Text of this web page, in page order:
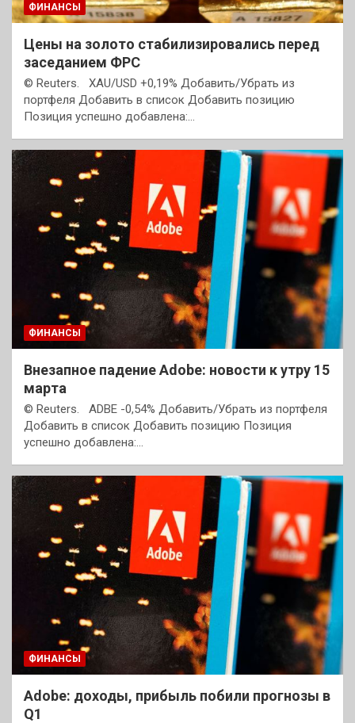
ФИНАНСЫ
Цены на золото стабилизировались перед
заседанием ФРС
© Reuters. XAU/USD +0,19% Добавить/Убрать из
портфеля Добавить в список Добавить позицию
Позиция успешно добавлена:…
ФИНАНСЫ
Внезапное падение Adobe: новости к утру 15
марта
© Reuters. ADBE -0,54% Добавить/Убрать из портфеля
Добавить в список Добавить позицию Позиция
успешно добавлена:…
ФИНАНСЫ
Adobe: доходы, прибыль побили прогнозы в
Q1